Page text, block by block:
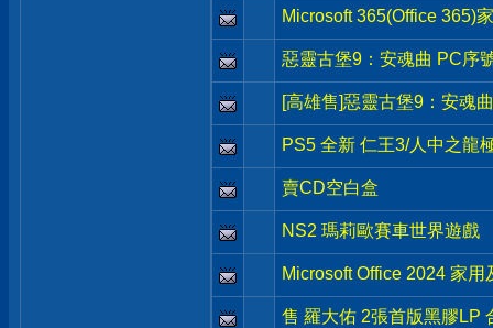
Microsoft 365(Office 365)
惡靈古堡9：安魂曲 PC序
[高雄售]惡靈古堡9：安魂
PS5 全新 仁王3/人中之龍
賣CD空白盒
NS2 瑪莉歐賽車世界遊戲
Microsoft Office 2024 家
售 羅大佑 2張首版黑膠LP